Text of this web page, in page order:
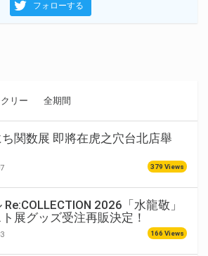
フォローする
リー 全期間
ち関数展 即將在虎之穴台北店舉
379 Views
Re:COLLECTION 2026「水龍敬」
展グッズ受注再販決定！
166 Views